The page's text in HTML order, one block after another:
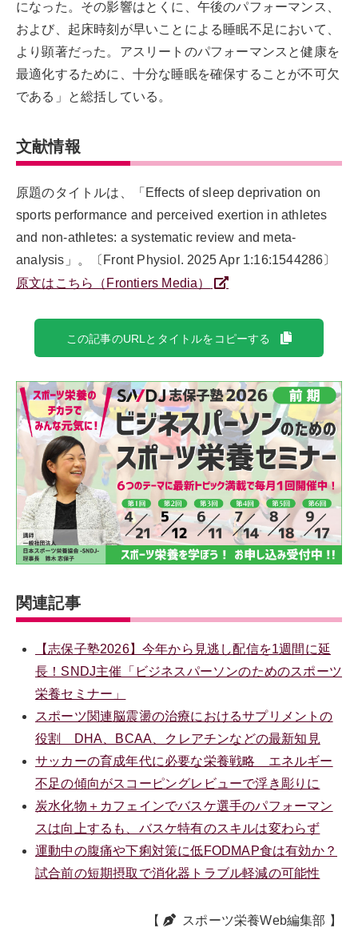
になった。その影響はとくに、午後のパフォーマンス、
および、起床時刻が早いことによる睡眠不足において、
より顕著だった。アスリートのパフォーマンスと健康を
最適化するために、十分な睡眠を確保することが不可欠
である」と総括している。
文献情報
原題のタイトルは、「Effects of sleep deprivation on
sports performance and perceived exertion in athletes
and non-athletes: a systematic review and meta-
analysis」。〔Front Physiol. 2025 Apr 1:16:1544286〕
原文はこちら（Frontiers Media）
この記事のURLとタイトルをコピーする
関連記事
【志保子塾2026】今年から見逃し配信を1週間に延
長！SNDJ主催「ビジネスパーソンのためのスポーツ
栄養セミナー」
スポーツ関連脳震盪の治療におけるサプリメントの
役割 DHA、BCAA、クレアチンなどの最新知見
サッカーの育成年代に必要な栄養戦略 エネルギー
不足の傾向がスコーピングレビューで浮き彫りに
炭水化物＋カフェインでバスケ選手のパフォーマン
スは向上するも、バスケ特有のスキルは変わらず
運動中の腹痛や下痢対策に低FODMAP食は有効か？
試合前の短期摂取で消化器トラブル軽減の可能性
【 スポーツ栄養Web編集部 】